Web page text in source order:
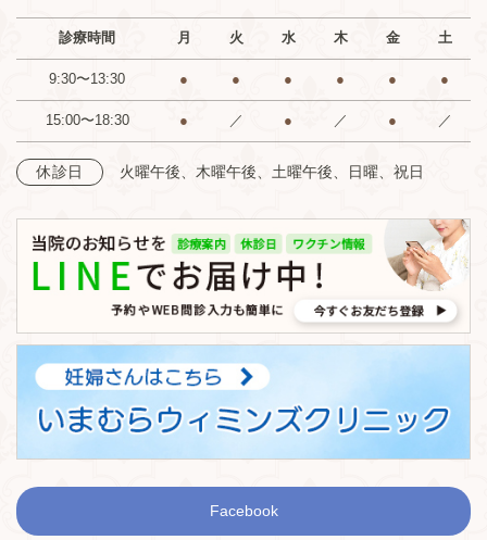
診療時間 月 火 水 木 金 土
9:30〜13:30 ● ● ● ● ● ●
15:00〜18:30 ● ／ ● ／ ● ／
休診日 火曜午後、木曜午後、土曜午後、日曜、祝日
Facebook